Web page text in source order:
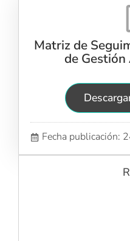
Matriz de
de
Fecha publicación: